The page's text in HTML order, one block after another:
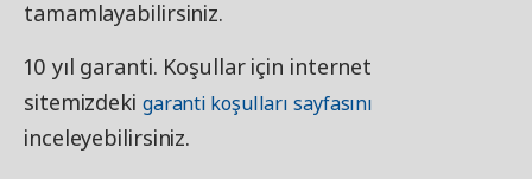
tamamlayabilirsiniz.
10 yıl garanti. Koşullar için internet
sitemizdeki garanti koşulları sayfasını
inceleyebilirsiniz.